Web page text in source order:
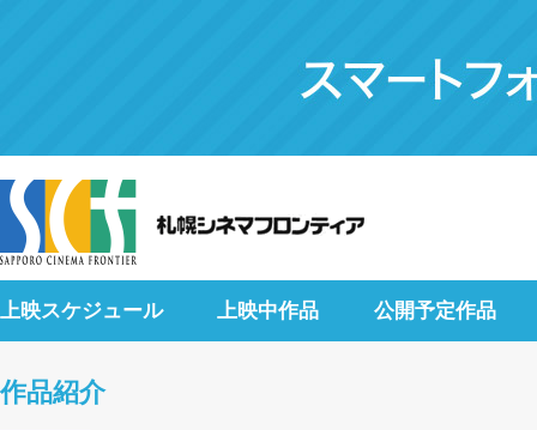
上映スケジュール 上映中作品 公開予定作品
作品紹介